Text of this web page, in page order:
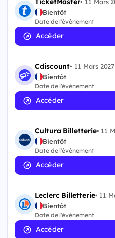
• 11 Mars
Bientôt
Date de l'évènement
Accéder
Cdiscount• 11 Mars
Bientôt
Date de l'évènement
Accéder
Cultura Billetterie• 11
Bientôt
Date de l'évènement
Accéder
Leclerc Billetterie• 11
Bientôt
Date de l'évènement
Accéder